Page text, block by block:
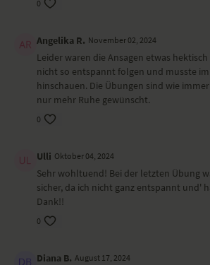
ist es möglich, dass die Video- oder
0
Angelika R. November 02, 2024
Leider waren die Ansagen etwas
nicht so entspannt folgen und musste
hinschauen. Die Übungen sind wie
nur mehr Ruhe gewünscht.
0
Ulli Oktober 04, 2024
Sehr wohltuend! Bei der letzten Übung
sicher, da ich nicht ganz entspannt und'
Dank!!
0
Diana B. August 17, 2024